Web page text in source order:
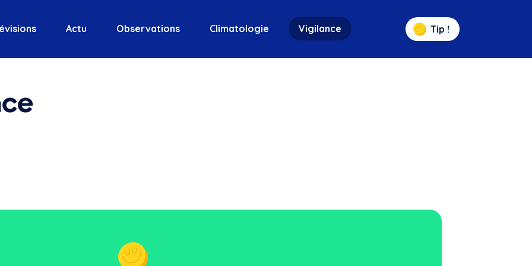
Actu Observations Climatologie Vigilance Tip !